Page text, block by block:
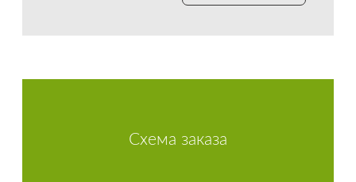
Схема заказа